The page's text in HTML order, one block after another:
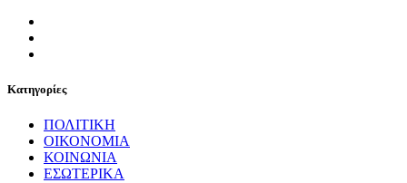
Κατηγορίες
ΠΟΛΙΤΙΚΗ
ΟΙΚΟΝΟΜΙΑ
ΚΟΙΝΩΝΙΑ
ΕΣΩΤΕΡΙΚΑ